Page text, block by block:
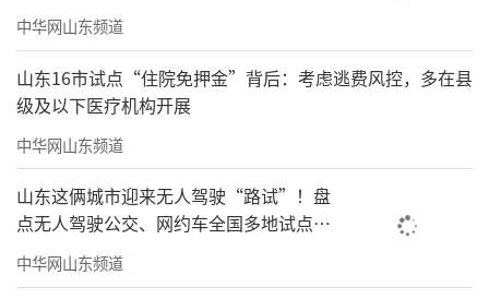
中华网山东频道
山东16市试点“住院免押金”背后：考虑逃费风控，多在县
级及以下医疗机构开展
中华网山东频道
山东这俩城市迎来无人驾驶“路试”！盘
点无人驾驶公交、网约车全国多地试点之
路
中华网山东频道